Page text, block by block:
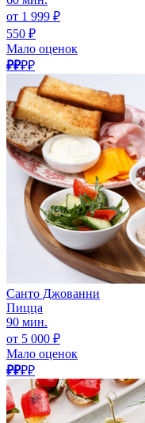
от 1 999 ₽
550 ₽
Мало оценок
₽₽₽₽
Санто Джованни
Пицца
90 мин.
от 5 000 ₽
Мало оценок
₽₽₽₽